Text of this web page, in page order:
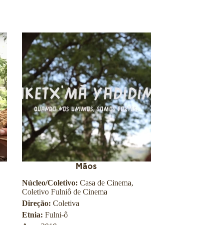
Mãos
Núcleo/Coletivo:Casa de Cinema,
Coletivo Fulniô de Cinema
Direção:Coletiva
Etnia:Fulni-ô